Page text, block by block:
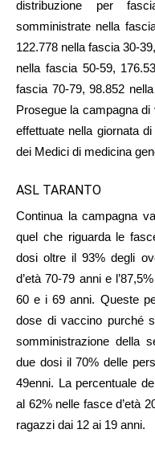
distribuzione per
somministrate nella
122.778 nella fascia 30-
nella fascia 50-59,
fascia 70-79, 98.852
Prosegue la campagna
effettuate nella giornata
dei Medici di medicina
ASL TARANTO
Continua la campagna
quel che riguarda le
dosi oltre il 93% degli
d’età 70-79 anni e
60 e i 69 anni. Queste
dose di vaccino purché
somministrazione della
due dosi il 70% delle
49enni. La percentuale
al 62% nelle fasce d’età
ragazzi dai 12 ai 19 anni.